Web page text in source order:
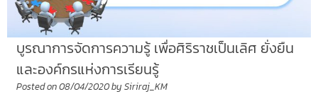
บูรณาการจัดการความรู้ เพื่อศิริราชเป็นเลิศ ยั่งยืน
และองค์กรแห่งการเรียนรู้
Posted on08/04/2020by Siriraj_KM